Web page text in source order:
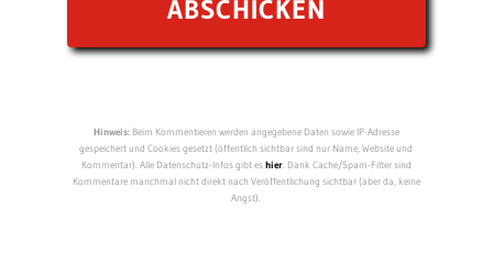
Hinweis:Beim Kommentieren werden angegebene Daten sowie IP-Adresse
gespeichert und Cookies gesetzt (öffentlich sichtbar sind nur Name, Website und
Kommentar). Alle Datenschutz-Infos gibt eshier. Dank Cache/Spam-Filter sind
Kommentare manchmal nicht direkt nach Veröffentlichung sichtbar (aber da, keine
Angst).